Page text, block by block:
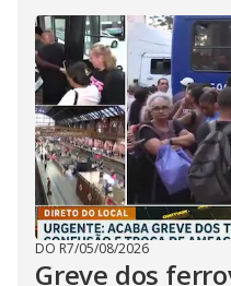
DO R7/05/08/2026
Greve dos